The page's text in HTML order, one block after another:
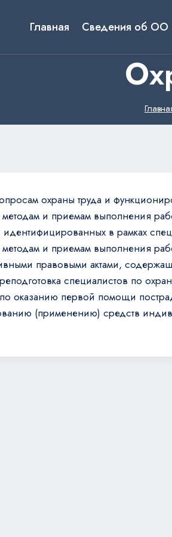
Главная Сведения об ОО
охраны труда и
и приемам выполнения
идентифицированных в рамках
и приемам выполнения
правовыми актами,
специалистов по
оказанию первой помощи
(применению) средств